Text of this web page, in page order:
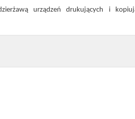
urządzeń drukujących i